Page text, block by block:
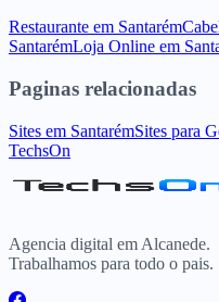
Restaurante em Santarém
SantarémLoja Online em
Paginas relacionadas
Sites em SantarémSites para
TechsOn
Agencia digital em Alcanede.
Trabalhamos para todo o pais.